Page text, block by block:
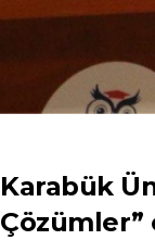
Karabük
Çözümler”